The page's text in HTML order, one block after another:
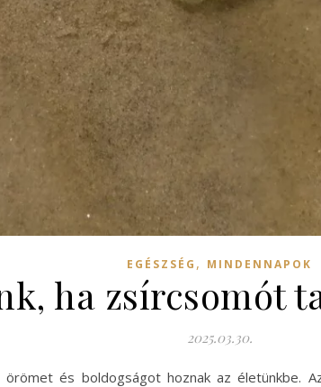
EGÉSZSÉG , MINDENNAPOK
ha zsírcsomót
2025.03.30.
és boldogságot hoznak az életünkbe.